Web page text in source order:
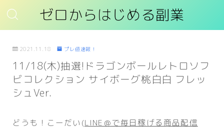
ゼロからはじめる副業
2021.11.18 プレ値速報！
11/18(木)抽選!ドラゴンボールレトロソフ
ビコレクション サイボーグ桃白白 フレッ
シュVer.
どうも！こーだい(LINE＠で毎日稼げる商品配信